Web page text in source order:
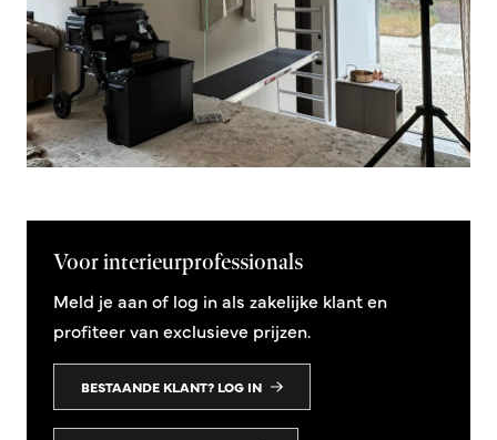
Voor interieurprofessionals
Meld je aan of log in als zakelijke klant en
profiteer van exclusieve prijzen.
BESTAANDE KLANT? LOG IN